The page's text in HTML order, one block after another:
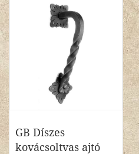
GB Díszes
kovácsoltvas ajtó